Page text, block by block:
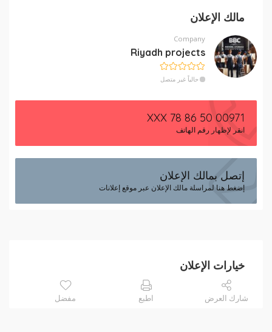
مالك الإعلان
Company
Riyadh projects
حالياً غير متصل
00971 50 86 78 XXX
انقر لإظهار رقم الهاتف
إتصل بمالك الإعلان
إضغط هنا لمراسلة مالك الإعلان عبر موقع إعلانات
خيارات الإعلان
شارك العرض اطبع مفضل